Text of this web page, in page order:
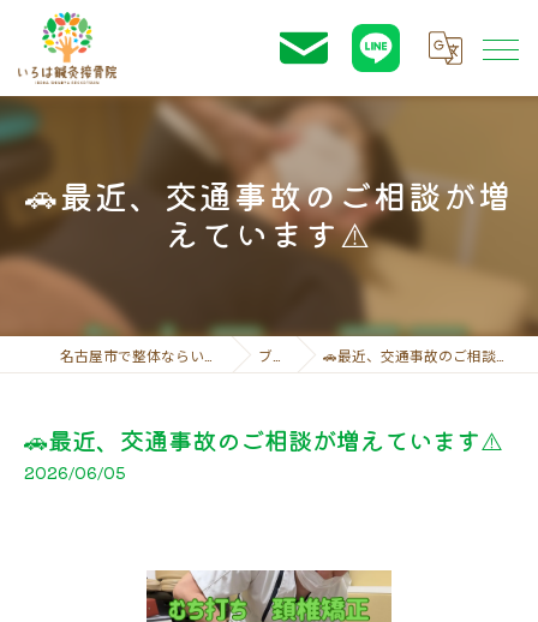
🚗最近、交通事故のご相談が増
えています⚠️
ブログ 🚗最近、交通事故のご相談が増えています⚠️
🚗最近、交通事故のご相談が増えています⚠️
2026/06/05